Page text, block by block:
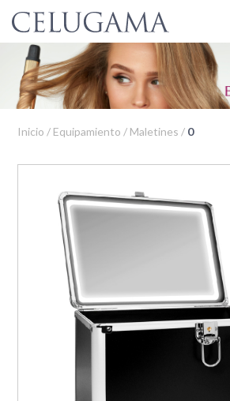
Inicio / Equipamiento / Maletines / 0